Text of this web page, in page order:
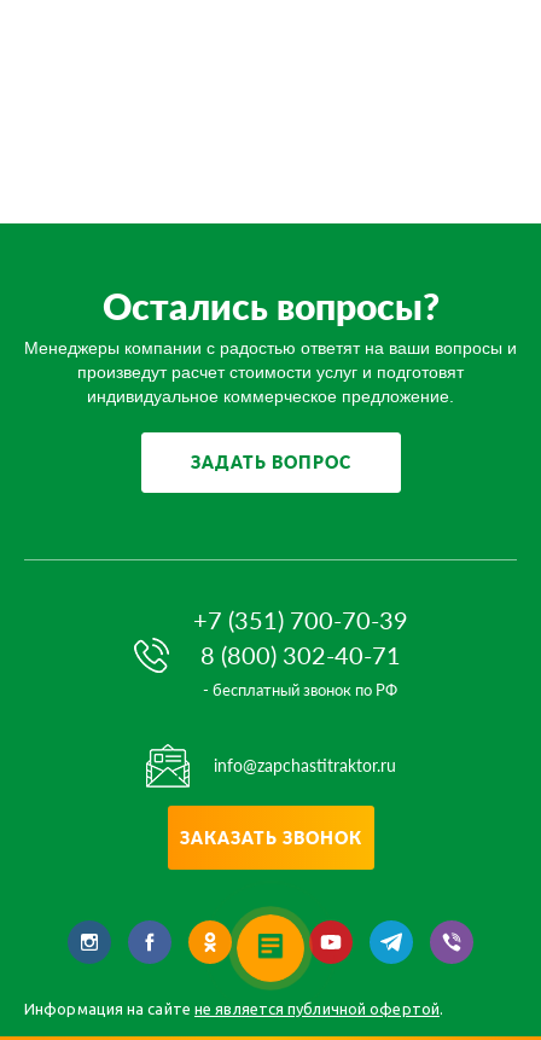
Остались вопросы?
Менеджеры компании с радостью ответят на ваши вопросы и
произведут расчет стоимости услуг и подготовят
индивидуальное коммерческое предложение.
ЗАДАТЬ ВОПРОС
+7 (351) 700-70-39
8 (800) 302-40-71
- бесплатный звонок по РФ
info@zapchastitraktor.ru
ЗАКАЗАТЬ ЗВОНОК
Информация на сайте не является публичной офертой.